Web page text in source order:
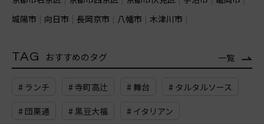
城陽市
向日市 長岡京市 八幡市 木津川市
TAG おすすめのタグ 一覧
# ランチ # 寺町高辻 # 舞台 # タルタルソース
# 団栗通 # 黒豆大福 # イタリアン